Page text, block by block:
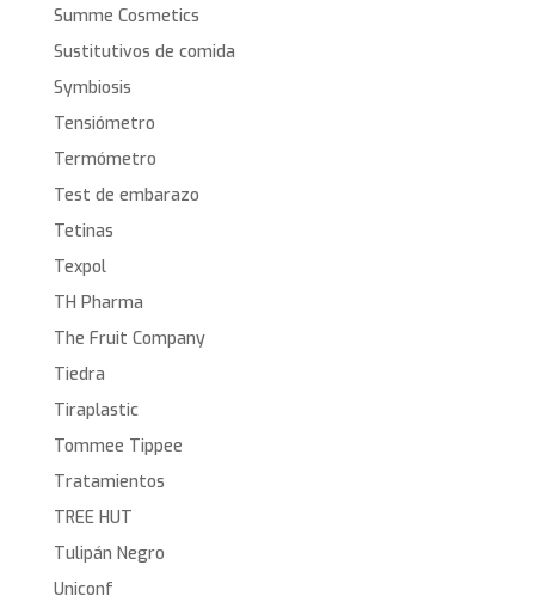
Summe Cosmetics
Sustitutivos de comida
Symbiosis
Tensiómetro
Termómetro
Test de embarazo
Tetinas
Texpol
TH Pharma
The Fruit Company
Tiedra
Tiraplastic
Tommee Tippee
Tratamientos
TREE HUT
Tulipán Negro
Uniconf